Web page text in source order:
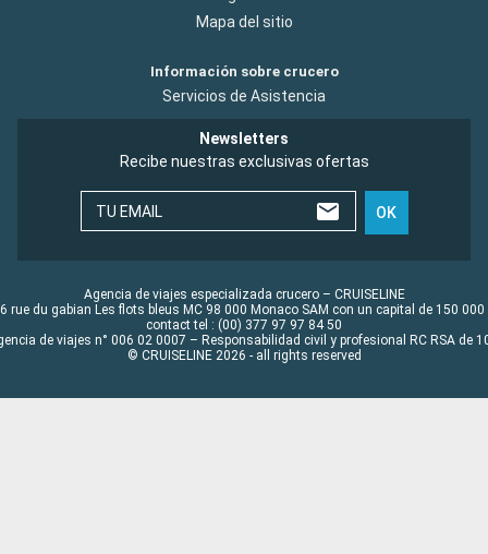
Mapa del sitio
Información sobre crucero
Servicios de Asistencia
Newsletters
Recibe nuestras exclusivas ofertas
TU EMAIL OK
Agencia de viajes especializada crucero – CRUISELINE
rue du gabian Les flots bleus MC 98 000 Monaco SAM con un capital de 150 000
contact tel : (00) 377 97 97 84 50
de viajes n° 006 02 0007 – Responsabilidad civil y profesional RC RSA de
© CRUISELINE 2026 - all rights reserved